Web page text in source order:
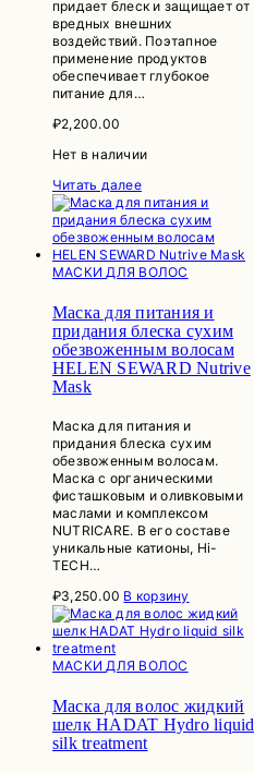
придает блеск и защищает от
вредных внешних
воздействий. Поэтапное
применение продуктов
обеспечивает глубокое
питание для…
₽2,200.00
Нет в наличии
Читать далее
МАСКИ ДЛЯ ВОЛОС
Маска для питания и
придания блеска сухим
обезвоженным волосам
HELEN SEWARD Nutrive
Mask
Маска для питания и
придания блеска сухим
обезвоженным волосам.
Маска с органическими
фисташковым и оливковыми
маслами и комплексом
NUTRICARE. В его составе
уникальные катионы, Hi-
TECH…
₽3,250.00 В корзину
МАСКИ ДЛЯ ВОЛОС
Маска для волос жидкий
шелк HADAT Hydro liquid
silk treatment